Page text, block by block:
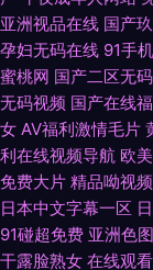
亚洲视品在线 国产
孕妇无码在线 91手
蜜桃网 国产二区无码
无码视频 国产在线
女 AV福利激情毛片
利在线视频导航 欧
免费大片 精品呦视频
日本中文字幕一区
91碰超免费 亚洲色
干露脸熟女 在线观